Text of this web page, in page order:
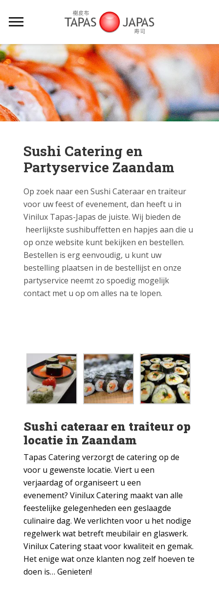
Sushi Catering en
Partyservice Zaandam
Op zoek naar een Sushi Cateraar en traiteur
voor uw feest of evenement, dan heeft u in
Vinilux Tapas-Japas de juiste. Wij bieden de
heerlijkste sushibuffetten en hapjes aan die u
op onze website kunt bekijken en bestellen.
Bestellen is erg eenvoudig, u kunt uw
bestelling plaatsen in de bestellijst en onze
partyservice neemt zo spoedig mogelijk
contact met u op om alles na te lopen.
Sushi cateraar en traiteur op
locatie in Zaandam
Tapas Catering verzorgt de catering op de
voor u gewenste locatie. Viert u een
verjaardag of organiseert u een
evenement? Vinilux Catering maakt van alle
feestelijke gelegenheden een geslaagde
culinaire dag. We verlichten voor u het nodige
regelwerk wat betreft meubilair en glaswerk.
Vinilux Catering staat voor kwaliteit en gemak.
Het enige wat onze klanten nog zelf hoeven te
doen is… Genieten!